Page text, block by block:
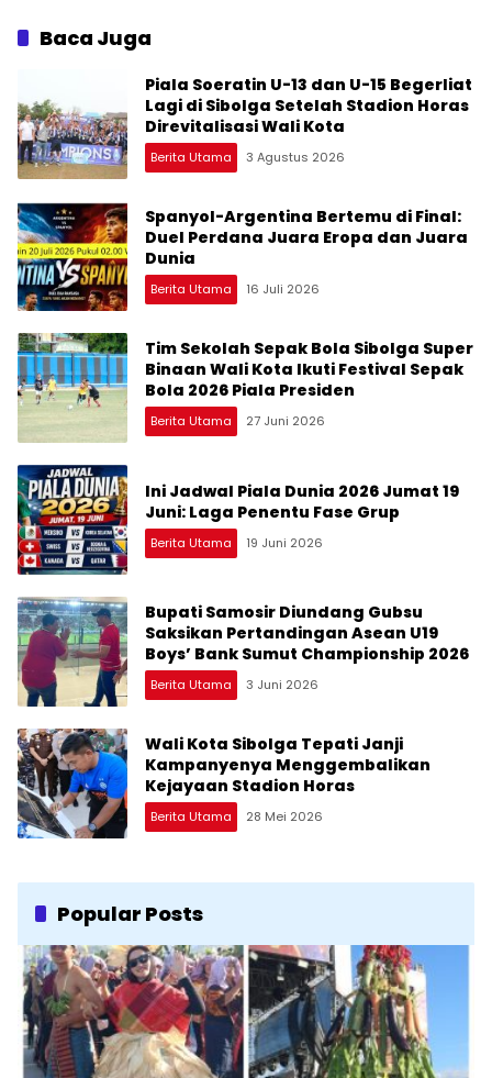
Baca Juga
Piala Soeratin U-13 dan U-15 Begerliat
Lagi di Sibolga Setelah Stadion Horas
Direvitalisasi Wali Kota
Berita Utama 3 Agustus 2026
Spanyol-Argentina Bertemu di Final:
Duel Perdana Juara Eropa dan Juara
Dunia
Berita Utama 16 Juli 2026
Tim Sekolah Sepak Bola Sibolga Super
Binaan Wali Kota Ikuti Festival Sepak
Bola 2026 Piala Presiden
Berita Utama 27 Juni 2026
Ini Jadwal Piala Dunia 2026 Jumat 19
Juni: Laga Penentu Fase Grup
Berita Utama 19 Juni 2026
Bupati Samosir Diundang Gubsu
Saksikan Pertandingan Asean U19
Boys’ Bank Sumut Championship 2026
Berita Utama 3 Juni 2026
Wali Kota Sibolga Tepati Janji
Kampanyenya Menggembalikan
Kejayaan Stadion Horas
Berita Utama 28 Mei 2026
Popular Posts